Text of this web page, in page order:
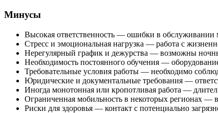
Минусы
Высокая ответственность — ошибки в обслуживании
Стресс и эмоциональная нагрузка — работа с
Нерегулярный график и дежурства — возможны
Необходимость постоянного обучения —
Требовательные условия работы — необходимо
Юридические и документальные требования —
Иногда монотонная или кропотливая работа —
Ограниченная мобильность в некоторых регионах —
Риски для здоровья — контакт с потенциально